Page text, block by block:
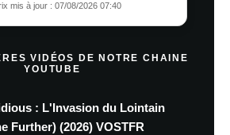
mis à jour : 07/08/2026 07:40
VIDÉOS DE NOTRE CHAINE
YOUTUBE
: L'Invasion du Lointain
Further) (2026) VOSTFR